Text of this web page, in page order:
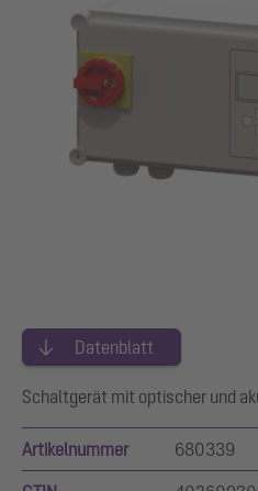
Datenblatt
Schaltgerät mit optischer und
Artikelnummer 680339